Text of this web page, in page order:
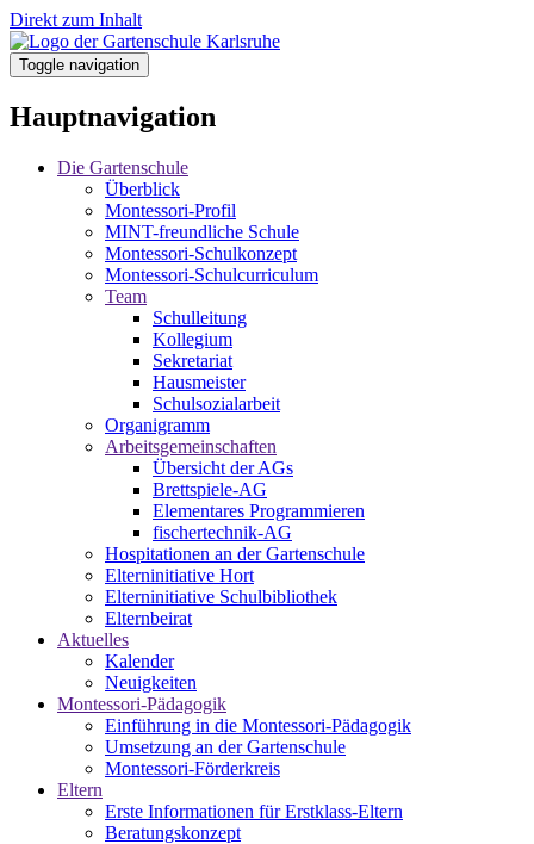
Direkt zum Inhalt
Toggle navigation
Hauptnavigation
Die Gartenschule
Überblick
Montessori-Profil
MINT-freundliche Schule
Montessori-Schulkonzept
Montessori-Schulcurriculum
Team
Schulleitung
Kollegium
Sekretariat
Hausmeister
Schulsozialarbeit
Organigramm
Arbeitsgemeinschaften
Übersicht der AGs
Brettspiele-AG
Elementares Programmieren
fischertechnik-AG
Hospitationen an der Gartenschule
Elterninitiative Hort
Elterninitiative Schulbibliothek
Elternbeirat
Aktuelles
Kalender
Neuigkeiten
Montessori-Pädagogik
Einführung in die Montessori-Pädagogik
Umsetzung an der Gartenschule
Montessori-Förderkreis
Eltern
Erste Informationen für Erstklass-Eltern
Beratungskonzept